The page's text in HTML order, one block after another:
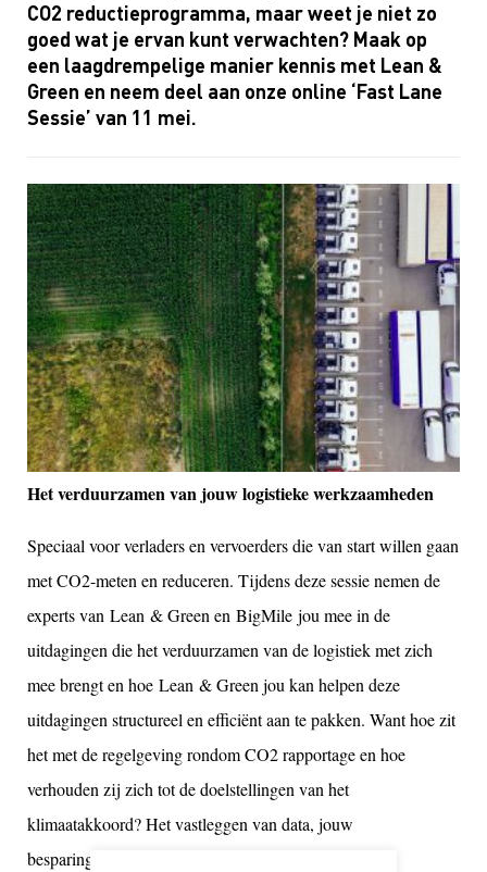
CO2 reductieprogramma, maar weet je niet zo
goed wat je ervan kunt verwachten? Maak op
een laagdrempelige manier kennis met Lean &
Green en neem deel aan onze online ‘Fast Lane
Sessie’ van 11 mei.
Het verduurzamen van jouw logistieke werkzaamheden
Speciaal voor verladers en vervoerders die van start willen gaan
met CO2-meten en reduceren. Tijdens deze sessie nemen de
experts van Lean & Green en BigMile jou mee in de
uitdagingen die het verduurzamen van de logistiek met zich
mee brengt en hoe Lean & Green jou kan helpen deze
uitdagingen structureel en efficiënt aan te pakken. Want hoe zit
het met de regelgeving rondom CO2 rapportage en hoe
verhouden zij zich tot de doelstellingen van het
klimaatakkoord? Het vastleggen van data, jouw
besparingspotentieel en praktische uitdagingen van